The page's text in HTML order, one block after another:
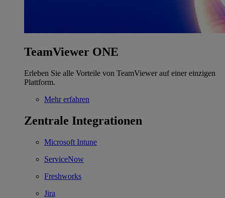
TeamViewer ONE
Erleben Sie alle Vorteile von TeamViewer auf einer einzigen
Plattform.
Mehr erfahren
Zentrale Integrationen
Microsoft Intune
ServiceNow
Freshworks
Jira